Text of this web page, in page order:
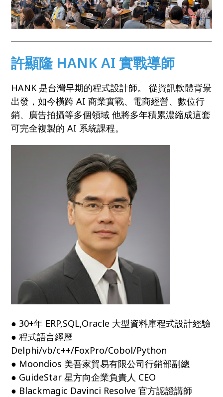
許顯隆 HANK AI 實戰導師
HANK 是台灣早期的程式設計師。 從資訊軟體背景
出發，如今橫跨 AI 商業實戰、電商經營、數位行
銷、廣告拍攝等多個領域 他將多年積累濃縮成這套
可完全複製的 AI 系統課程。
● 30+年 ERP,SQL,Oracle 大型資料庫程式設計經驗
● 程式語言經歷
Delphi/vb/c++/FoxPro/Cobol/Python
● Moondios 美吾家貿易有限公司行銷部副總
● GuideStar 星方向企業負責人 CEO
● Blackmagic Davinci Resolve 官方認證講師